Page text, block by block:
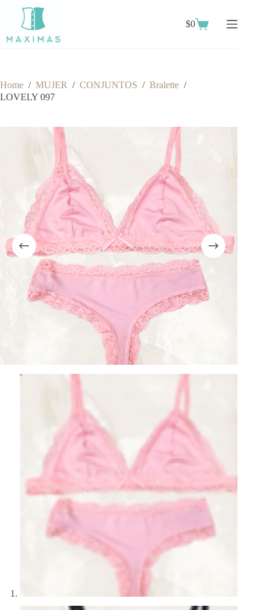
content
Shopping
$0
Home / MUJER / CONJUNTOS / Bralette /
LOVELY 097